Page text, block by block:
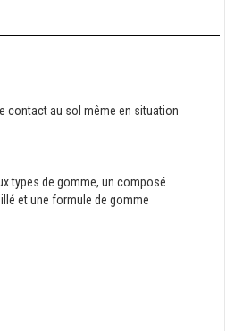
contact au sol même en situation
types de gomme, un composé
et une formule de gomme